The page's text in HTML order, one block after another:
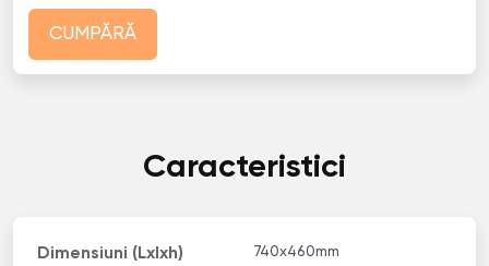
CUMPĂRĂ
Caracteristici
Dimensiuni (Lxlxh) 740x460mm